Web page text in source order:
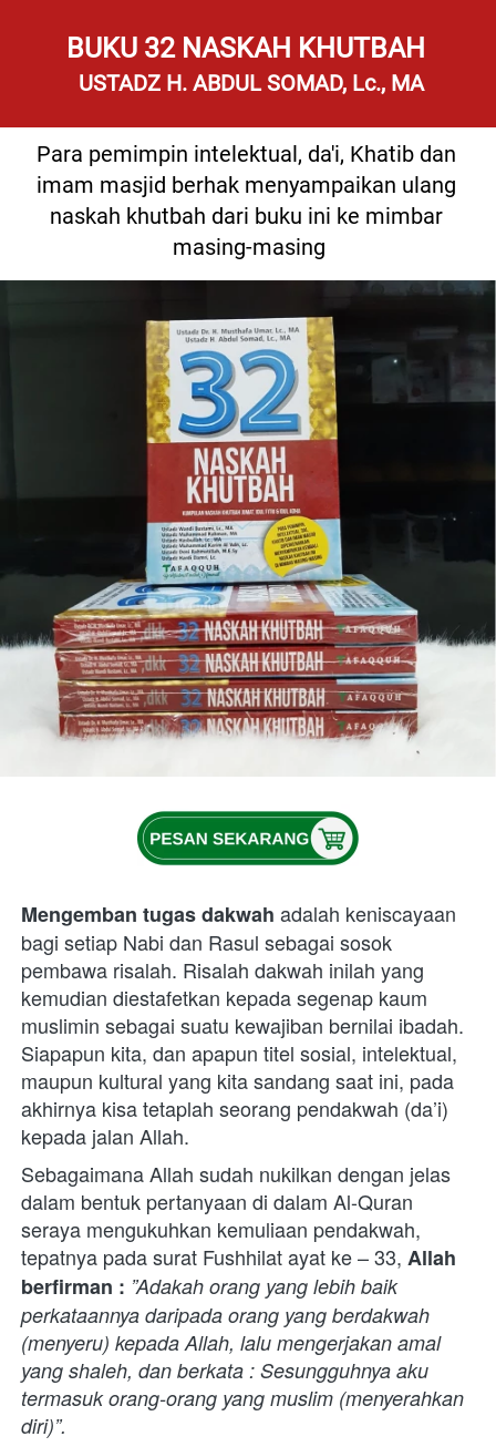
BUKU 32 NASKAH KHUTBAH
USTADZ H. ABDUL SOMAD, Lc., MA
Para pemimpin intelektual, da'i, Khatib dan
imam masjid berhak menyampaikan ulang
naskah khutbah dari buku ini ke mimbar
masing-masing
Mengemban tugas dakwah adalah keniscayaan
bagi setiap Nabi dan Rasul sebagai sosok
pembawa risalah. Risalah dakwah inilah yang
kemudian diestafetkan kepada segenap kaum
muslimin sebagai suatu kewajiban bernilai ibadah.
Siapapun kita, dan apapun titel sosial, intelektual,
maupun kultural yang kita sandang saat ini, pada
akhirnya kisa tetaplah seorang pendakwah (da’i)
kepada jalan Allah.
Sebagaimana Allah sudah nukilkan dengan jelas
dalam bentuk pertanyaan di dalam Al-Quran
seraya mengukuhkan kemuliaan pendakwah,
tepatnya pada surat Fushhilat ayat ke – 33, Allah
berfirman : ”Adakah orang yang lebih baik
perkataannya daripada orang yang berdakwah
(menyeru) kepada Allah, lalu mengerjakan amal
yang shaleh, dan berkata : Sesungguhnya aku
termasuk orang-orang yang muslim (menyerahkan
diri)”.